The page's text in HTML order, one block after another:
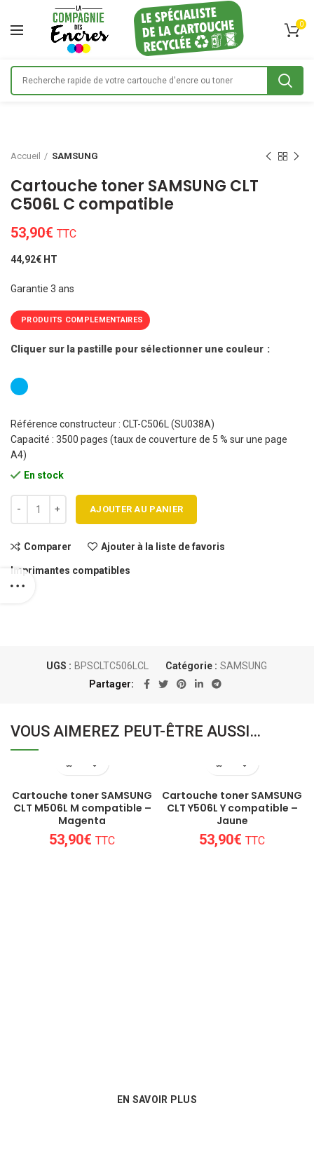
0
Accueil SAMSUNG
Cartouche toner SAMSUNG CLT
C506L C compatible
53,90€ TTC
44,92€ HT
Garantie 3 ans
PRODUITS COMPLEMENTAIRES
Cliquer sur la pastille pour sélectionner une couleur
Référence constructeur : CLT-C506L (SU038A)
Capacité : 3500 pages (taux de couverture de 5 % sur une page
A4)
En stock
AJOUTER AU PANIER
Comparer Ajouter à la liste de favoris
Imprimantes compatibles
UGS : BPSCLTC506LCL Catégorie : SAMSUNG
Partager
VOUS AIMEREZ PEUT-ÊTRE AUSSI…
Cartouche toner SAMSUNG
CLT M506L M compatible –
Magenta
53,90€ TTC
Cartouche toner SAMSUNG
CLT Y506L Y compatible –
Jaune
53,90€ TTC
EN SAVOIR PLUS